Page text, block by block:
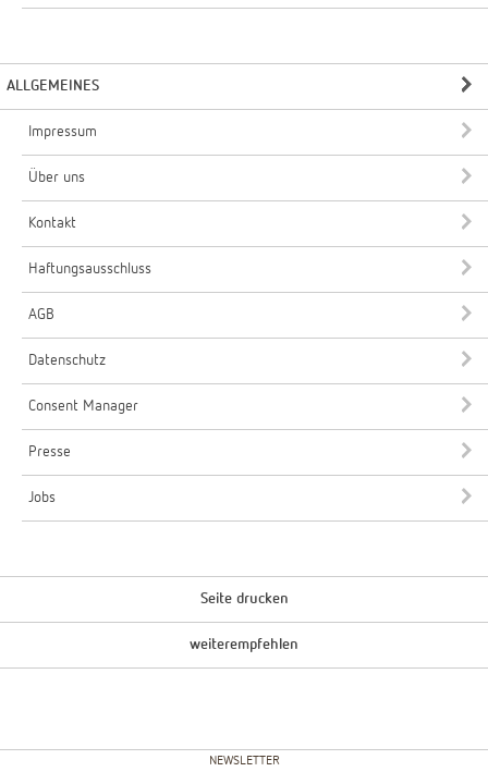
ALLGEMEINES
Impressum
Über uns
Kontakt
Haftungsausschluss
AGB
Datenschutz
Consent Manager
Presse
Jobs
Seite drucken
weiterempfehlen
NEWSLETTER